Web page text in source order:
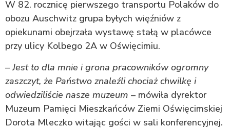
W 82. rocznicę pierwszego transportu Polaków do
obozu Auschwitz grupa byłych więźniów z
opiekunami obejrzała wystawę stałą w placówce
przy ulicy Kolbego 2A w Oświęcimiu.
–Jest to dla mnie i grona pracowników ogromny
zaszczyt, że Państwo znaleźli chociaż chwilkę i
odwiedziliście nasze muzeum – mówiła dyrektor
Muzeum Pamięci Mieszkańców Ziemi Oświęcimskiej
Dorota Mleczko witając gości w sali konferencyjnej.